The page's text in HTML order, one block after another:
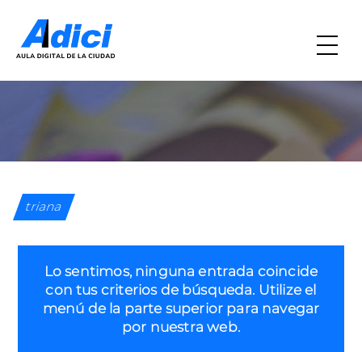
triana
Lo sentimos, ninguna entrada coincide
con tus criterios de búsqueda. Utilize el
menú de la parte superior para navegar
por nuestra web.